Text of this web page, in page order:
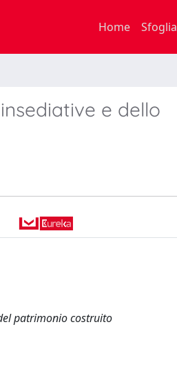
Home Sfoglia
e dello
patrimonio costruito